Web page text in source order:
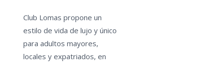
Club Lomas propone un
estilo de vida de lujo y único
para adultos mayores,
locales y expatriados, en